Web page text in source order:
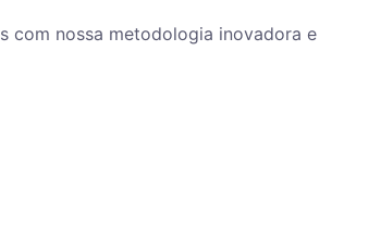
com nossa metodologia inovadora e